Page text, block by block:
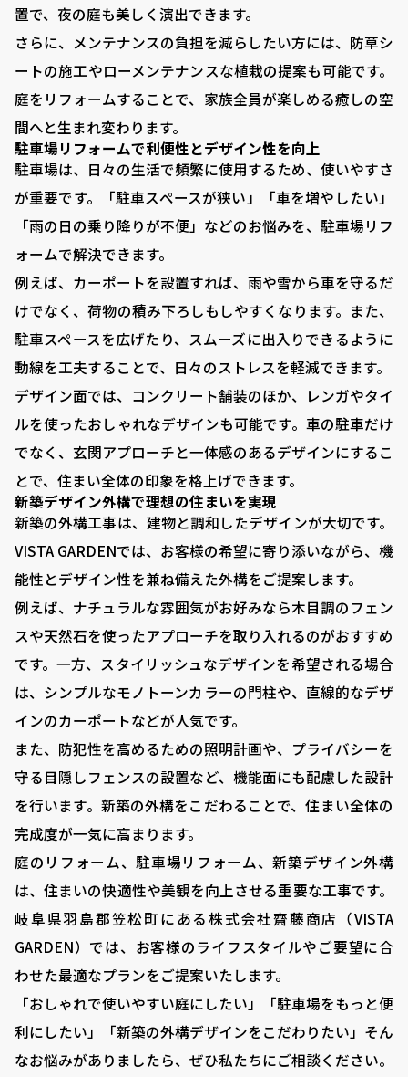
VISTA GARDEN
-株式会社 齋藤商店-
■ VISTA GARDENの外構工事
■ 庭がある暮らし：サッカーゴールがある庭
■ 庭がある暮らし：ドッグランがある庭
■ 外構プランニング
■ 料金シミュレーション
■ 施工事例
■ お客様の声
■ 展示場について
■ 求人サイト
■ お問い合わせ
TEL:0120-080-171
岐阜県羽島郡笠松町中川町22 ​
置で、夜の庭も美しく演出できます。
さらに、メンテナンスの負担を減らしたい方には、防草シ
ートの施工やローメンテナンスな植栽の提案も可能です。
庭をリフォームすることで、家族全員が楽しめる癒しの空
間へと生まれ変わります。
駐車場リフォームで利便性とデザイン性を向上
駐車場は、日々の生活で頻繁に使用するため、使いやすさ
が重要です。「駐車スペースが狭い」「車を増やしたい」
「雨の日の乗り降りが不便」などのお悩みを、駐車場リフ
ォームで解決できます。
例えば、カーポートを設置すれば、雨や雪から車を守るだ
けでなく、荷物の積み下ろしもしやすくなります。また、
駐車スペースを広げたり、スムーズに出入りできるように
動線を工夫することで、日々のストレスを軽減できます。
デザイン面では、コンクリート舗装のほか、レンガやタイ
ルを使ったおしゃれなデザインも可能です。車の駐車だけ
でなく、玄関アプローチと一体感のあるデザインにするこ
とで、住まい全体の印象を格上げできます。
新築デザイン外構で理想の住まいを実現
新築の外構工事は、建物と調和したデザインが大切です。
VISTA GARDENでは、お客様の希望に寄り添いながら、機
能性とデザイン性を兼ね備えた外構をご提案します。
例えば、ナチュラルな雰囲気がお好みなら木目調のフェン
スや天然石を使ったアプローチを取り入れるのがおすすめ
です。一方、スタイリッシュなデザインを希望される場合
は、シンプルなモノトーンカラーの門柱や、直線的なデザ
インのカーポートなどが人気です。
また、防犯性を高めるための照明計画や、プライバシーを
守る目隠しフェンスの設置など、機能面にも配慮した設計
を行います。新築の外構をこだわることで、住まい全体の
完成度が一気に高まります。
庭のリフォーム、駐車場リフォーム、新築デザイン外構
は、住まいの快適性や美観を向上させる重要な工事です。
岐阜県羽島郡笠松町にある株式会社齋藤商店（VISTA
GARDEN）では、お客様のライフスタイルやご要望に合
わせた最適なプランをご提案いたします。
「おしゃれで使いやすい庭にしたい」「駐車場をもっと便
利にしたい」「新築の外構デザインをこだわりたい」そん
なお悩みがありましたら、ぜひ私たちにご相談ください。